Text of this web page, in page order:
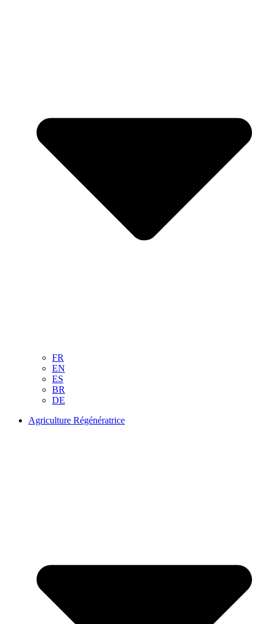
FR
EN
ES
BR
DE
Agriculture Régénératrice